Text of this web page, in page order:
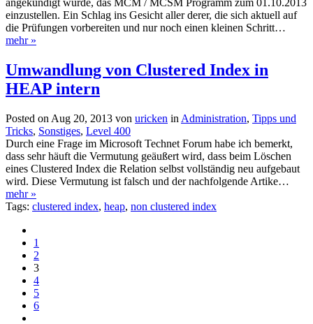
angekündigt wurde, das MCM / MCSM Programm zum 01.10.2013
einzustellen. Ein Schlag ins Gesicht aller derer, die sich aktuell auf
die Prüfungen vorbereiten und nur noch einen kleinen Schritt…
mehr »
Umwandlung von Clustered Index in
HEAP intern
Posted on Aug 20, 2013 von uricken in Administration, Tipps und
Tricks, Sonstiges, Level 400
Durch eine Frage im Microsoft Technet Forum habe ich bemerkt,
dass sehr häuft die Vermutung geäußert wird, dass beim Löschen
eines Clustered Index die Relation selbst vollständig neu aufgebaut
wird. Diese Vermutung ist falsch und der nachfolgende Artike…
mehr »
Tags: clustered index, heap, non clustered index
1
2
3
4
5
6